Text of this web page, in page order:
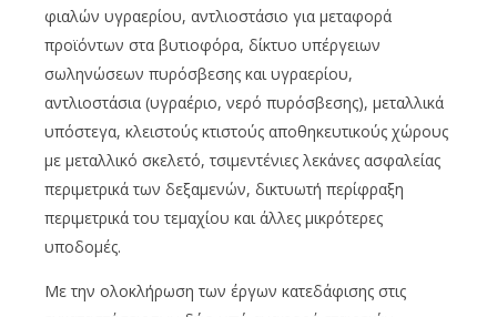
φιαλών υγραερίου, αντλιοστάσιο για μεταφορά
προϊόντων στα βυτιοφόρα, δίκτυο υπέργειων
σωληνώσεων πυρόσβεσης και υγραερίου,
αντλιοστάσια (υγραέριο, νερό πυρόσβεσης), μεταλλικά
υπόστεγα, κλειστούς κτιστούς αποθηκευτικούς χώρους
με μεταλλικό σκελετό, τσιμεντένιες λεκάνες ασφαλείας
περιμετρικά των δεξαμενών, δικτυωτή περίφραξη
περιμετρικά του τεμαχίου και άλλες μικρότερες
υποδομές.
Με την ολοκλήρωση των έργων κατεδάφισης στις